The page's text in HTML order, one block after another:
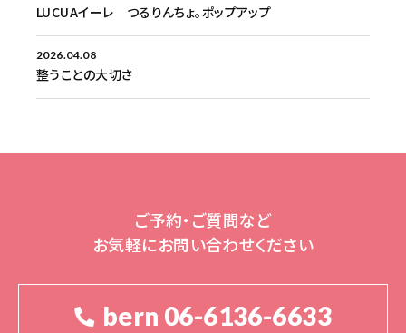
LUCUAイーレ つるりんちょ。ポップアップ
2026.04.08
整うことの大切さ
ご予約・ご質問など
お気軽にお問い合わせください
bern 06-6136-6633